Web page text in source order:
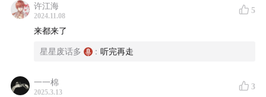
特征」划分在一个象限图中，用来直观呈现他们的差异与
共性。横轴光谱为从 「基本面/主观判断」 到 「量化/模
许江海
2024.11.08
5
来都来了
星星废话多 : 听完再走
一一棉
2025.3.13
3